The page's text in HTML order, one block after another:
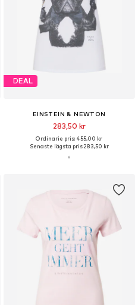
DEAL
EINSTEIN & NEWTON
283,50 kr
Ordinarie pris: 455,00 kr
Senaste lägsta pris:283,50 kr